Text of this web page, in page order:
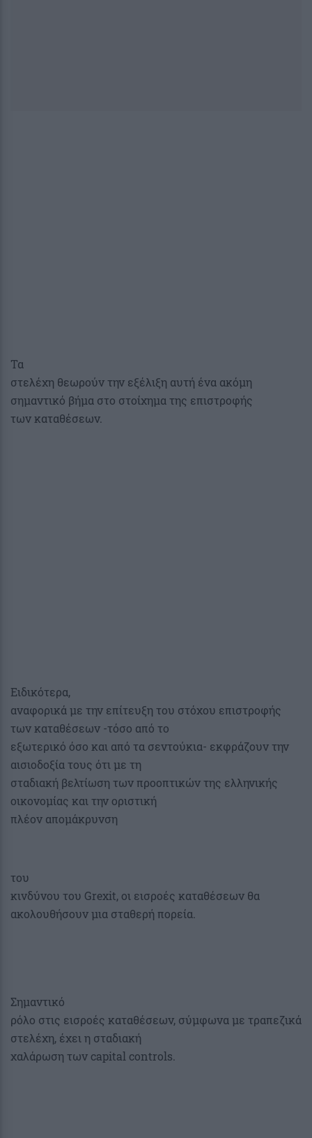
Τα
στελέχη θεωρούν την εξέλιξη αυτή ένα ακόμη
σημαντικό βήμα στο στοίχημα της επιστροφής
των καταθέσεων.
Ειδικότερα,
αναφορικά με την επίτευξη του στόχου επιστροφής
των καταθέσεων -τόσο από το
εξωτερικό όσο και από τα σεντούκια- εκφράζουν την
αισιοδοξία τους ότι με τη
σταδιακή βελτίωση των προοπτικών της ελληνικής
οικονομίας και την οριστική
πλέον απομάκρυνση
του
κινδύνου του Grexit, οι εισροές καταθέσεων θα
ακολουθήσουν μια σταθερή πορεία.
Σημαντικό
ρόλο στις εισροές καταθέσεων, σύμφωνα με τραπεζικά
στελέχη, έχει η σταδιακή
χαλάρωση των capital controls.